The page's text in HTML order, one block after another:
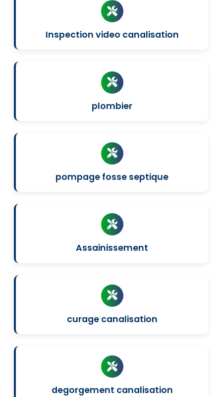
Inspection video canalisation
plombier
pompage fosse septique
Assainissement
curage canalisation
degorgement canalisation